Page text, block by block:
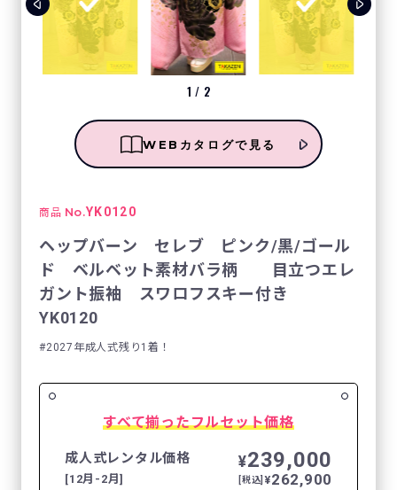
1 / 2
WEBカタログで見る
商品 No.YK0120
ヘップバーン セレブ ピンク/黒/ゴール
ド ベルベット素材バラ柄 目立つエレ
ガント振袖 スワロフスキー付き
YK0120
2027年成人式残り1着！
すべて揃ったフルセット価格
成人式レンタル価格
[12月-2月]
¥239,000
[税込] ¥262,900